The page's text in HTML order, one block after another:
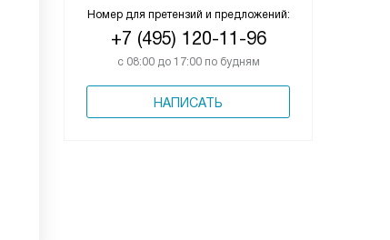
Номер для претензий и предложений:
+7 (495) 120-11-96
с 08:00 до 17:00 по будням
НАПИСАТЬ